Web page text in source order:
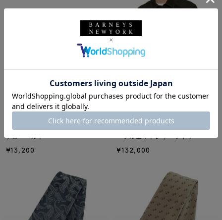
ANCELLM＜アンセルム＞ レザー
ナローベルト
¥13,200
ANCELLM
ANCELLM＜アンセルム＞ オーバ
ーシルエットレザーシャツ
¥132,000